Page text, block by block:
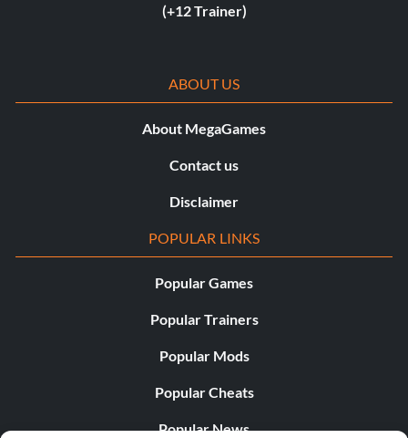
(+12 Trainer)
ABOUT US
About MegaGames
Contact us
Disclaimer
POPULAR LINKS
Popular Games
Popular Trainers
Popular Mods
Popular Cheats
Popular News